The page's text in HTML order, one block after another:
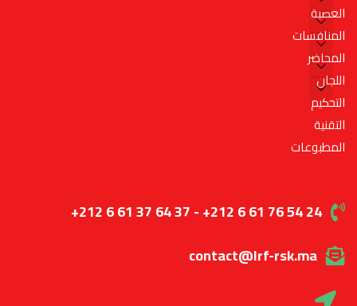
العصبة
المنافسات
المحاضر
اللجان
التحكيم
التقنية
المطبوعات
+212 6 61 37 64 37 - +212 6 61 76 54 24
contact@lrf-rsk.ma